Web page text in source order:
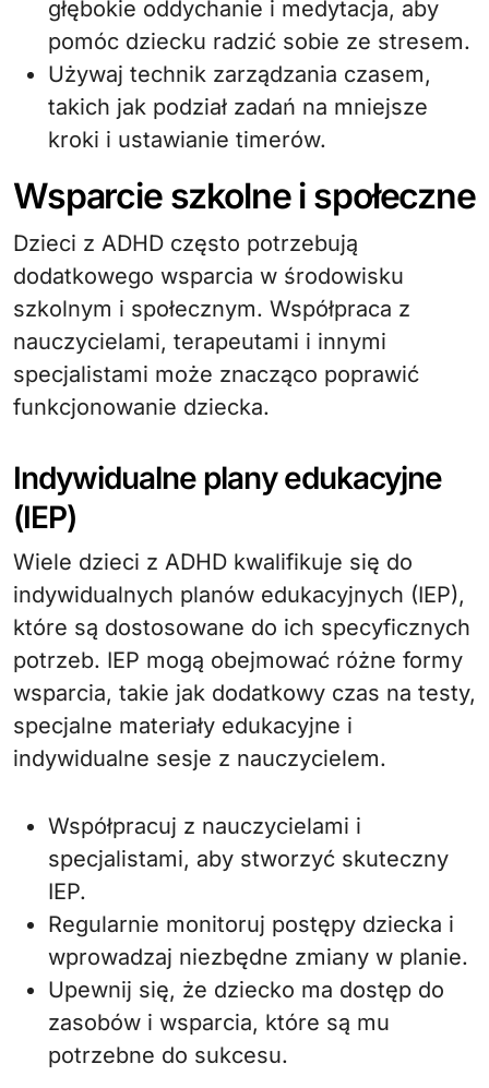
głębokie oddychanie i medytacja, aby
pomóc dziecku radzić sobie ze stresem.
Używaj technik zarządzania czasem,
takich jak podział zadań na mniejsze
kroki i ustawianie timerów.
Wsparcie szkolne i społeczne
Dzieci z ADHD często potrzebują
dodatkowego wsparcia w środowisku
szkolnym i społecznym. Współpraca z
nauczycielami, terapeutami i innymi
specjalistami może znacząco poprawić
funkcjonowanie dziecka.
Indywidualne plany edukacyjne
(IEP)
Wiele dzieci z ADHD kwalifikuje się do
indywidualnych planów edukacyjnych (IEP),
które są dostosowane do ich specyficznych
potrzeb. IEP mogą obejmować różne formy
wsparcia, takie jak dodatkowy czas na testy,
specjalne materiały edukacyjne i
indywidualne sesje z nauczycielem.
Współpracuj z nauczycielami i
specjalistami, aby stworzyć skuteczny
IEP.
Regularnie monitoruj postępy dziecka i
wprowadzaj niezbędne zmiany w planie.
Upewnij się, że dziecko ma dostęp do
zasobów i wsparcia, które są mu
potrzebne do sukcesu.